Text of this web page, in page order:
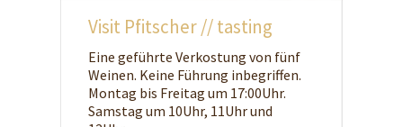
Visit Pfitscher // tasting
Eine geführte Verkostung von fünf
Weinen. Keine Führung inbegriffen.
Montag bis Freitag um 17:00Uhr.
Samstag um 10Uhr, 11Uhr und